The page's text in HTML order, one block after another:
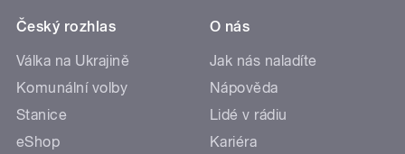
Český rozhlas
Válka na Ukrajině
Komunální volby
Stanice
eShop
O nás
Jak nás naladíte
Nápověda
Lidé v rádiu
Kariéra